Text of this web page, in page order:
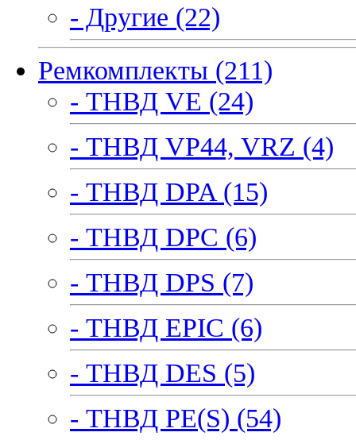
- Другие (22)
Ремкомплекты (211)
- ТНВД VE (24)
- ТНВД VP44, VRZ (4)
- ТНВД DPA (15)
- ТНВД DPC (6)
- ТНВД DPS (7)
- ТНВД EPIC (6)
- ТНВД DES (5)
- ТНВД PE(S) (54)